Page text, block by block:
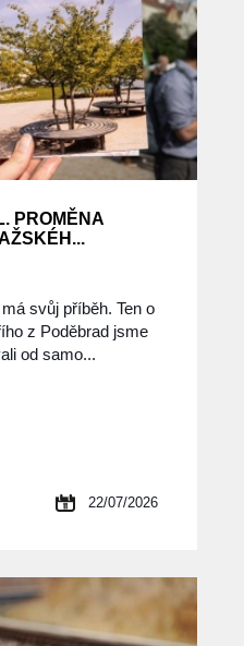
PROMĚNA
svůj příběh. Ten o
z Poděbrad jsme
od samo...
22/07/2026